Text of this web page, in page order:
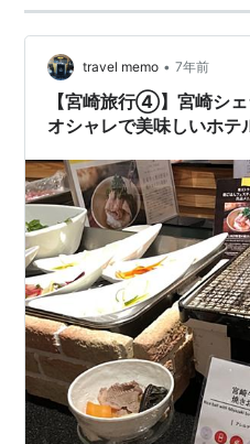
travel memo • 7年前
【宮崎旅行④】宮崎シェ
オシャレで美味しいホテ